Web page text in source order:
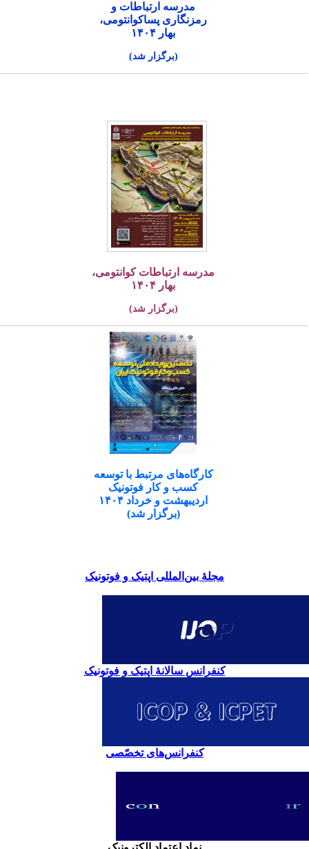
مدرسه ارتباطات و
رمزنگاری پساکوانتومی،
بهار ۱۴۰۴
(برگزار شد)
مدرسه ارتباطات کوانتومی،
بهار ۱۴۰۴
(برگزار شد)
کارگاه‌های مرتبط با توسعه
کسب و کار فوتونیک
اردیبهشت و خرداد ۱۴۰۴
(برگزار شد)
مجلۀ بین‌المللی اپتیک و فوتونیک
کنفرانس سالانۀ اپتیک و فوتونیک
کنفرانس‌های تخصّصی